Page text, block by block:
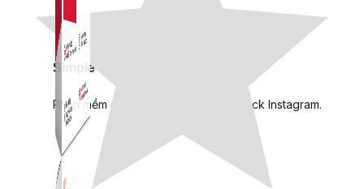
Simple Instagram
Phần mềm gửi follow, nhắn tin, nuôi nick Instagram.